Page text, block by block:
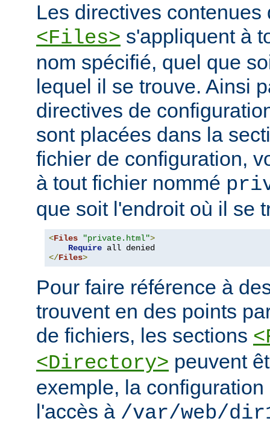
Les directives contenues
<Files> s'appliquent à
nom spécifié, quel que
lequel il se trouve. Ainsi
directives de
sont placées dans la
fichier de configuration,
à tout fichier nommé
que soit l'endroit où il se
<Files "private.html">
Require
</Files>
Pour faire référence à
trouvent en des points
de fichiers, les sections
<Directory> peuvent
exemple, la
l'accès à /var/web/